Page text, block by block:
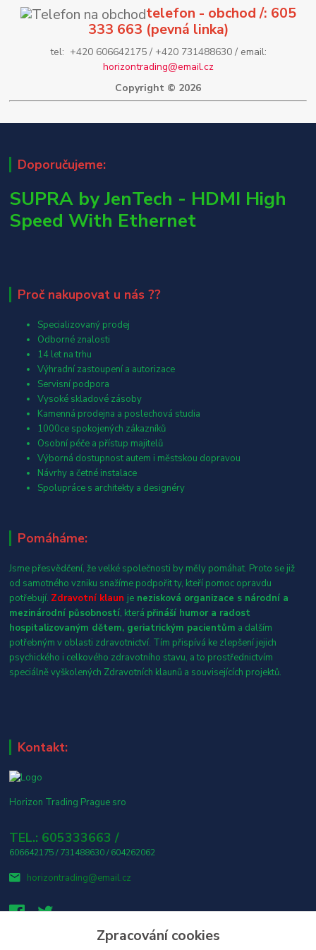
telefon - obchod /: 605
333 663 (pevná linka)
tel: +420 606642175 / +420 731488630 / email:
horizontrading@email.cz
Copyright © 2026
Doporučujeme:
SUPRA by JenTech - HDMI High
Speed With Ethernet
Proč nakupovat u nás ??
Specializovaný prodej
Odborné znalosti
14 let na trhu
Výhradní zastoupení a autorizace
Servisní podpora
Vysoké skladové zásoby
Kamenná prodejna a poslechová studia
1000ce spokojených zákazníků
Osobní péče a přístup majitelů
Výborná dostupnost autem i městskou dopravou
Návrhy a četné instalace
Spolupráce s architekty a designéry
Pomáháme:
Jsme přesvědčení, že velké společnosti by měly pomáhat. Proto se již
od samotného vzniku snažíme podpořit ty, kteří pomoc opravdu
potřebují. Zdravotní klaun je nezisková organizace s národní a
mezinárodní působností, která přináší humor a radost
hospitalizovaným dětem, geriatrickým pacientům a dalším
potřebným v oblasti zdravotnictví. Tím přispívá ke zlepšení jejich
psychického i celkového zdravotního stavu, a to prostřednictvím
speciálně vyškolených Zdravotních klaunů a souvisejících projektů.
Kontakt:
Horizon Trading Prague sro
TEL.: 605333663 /
606642175 / 731488630 / 604262062
horizontrading@email.cz
Zpracování cookies